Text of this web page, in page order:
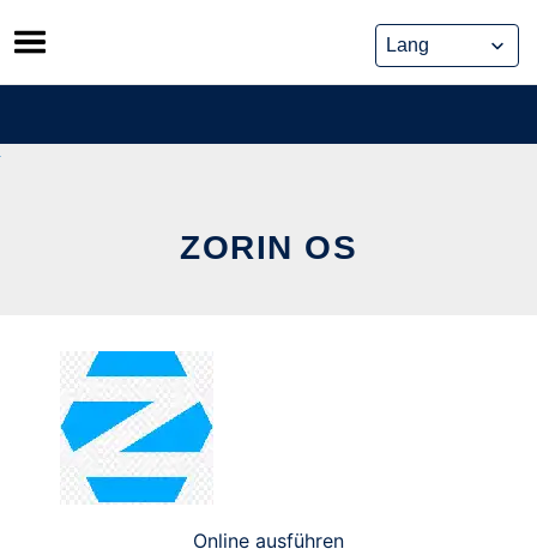
Skip
to
content
ZORIN OS
Online ausführen